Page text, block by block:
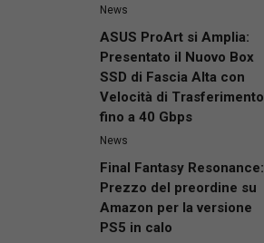
News
ASUS ProArt si Amplia:
Presentato il Nuovo Box
SSD di Fascia Alta con
Velocità di Trasferimento
fino a 40 Gbps
News
Final Fantasy Resonance:
Prezzo del preordine su
Amazon per la versione
PS5 in calo